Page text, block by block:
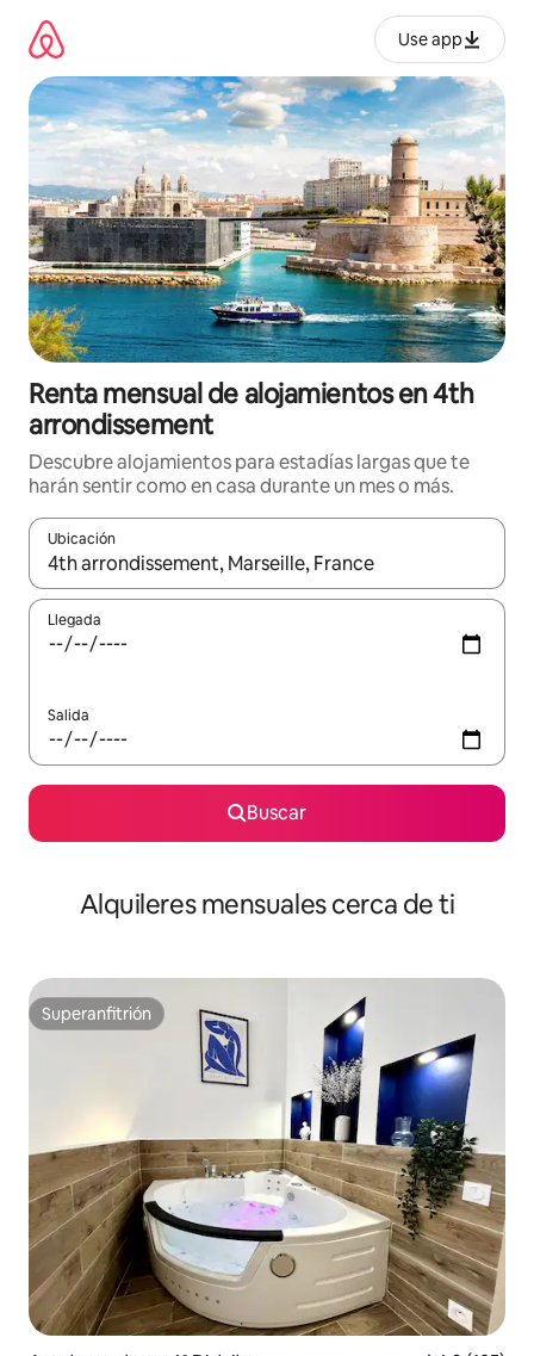
contenido
Use app
Renta mensual de alojamientos en 4th
arrondissement
Descubre alojamientos para estadías largas que te
harán sentir como en casa durante un mes o más.
Ubicación
Cuando los resultados estén disponibles, navega con las
Llegada
Salida
Buscar
Alquileres mensuales cerca de ti
Superanfitrión
Superanfitrión